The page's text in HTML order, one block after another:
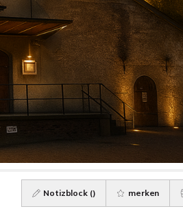
Notizblock () merken